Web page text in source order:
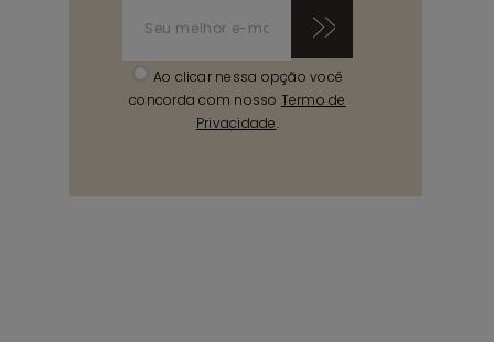
Ao clicar nessa opção você
concorda com nosso Termo de
Privacidade.